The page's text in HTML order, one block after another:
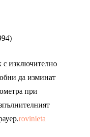
с изключително
да изминат
при
rovinieta